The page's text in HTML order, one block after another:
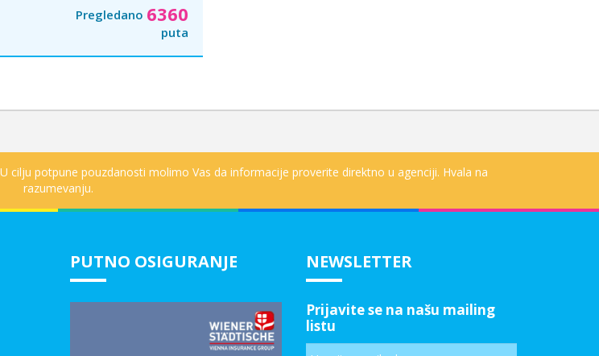
Pregledano 6360
puta
potpune pouzdanosti molimo Vas da informacije proverite direktno u agenciji. Hvala na
razumevanju.
PUTNO OSIGURANJE NEWSLETTER
Prijavite se na našu mailing
listu